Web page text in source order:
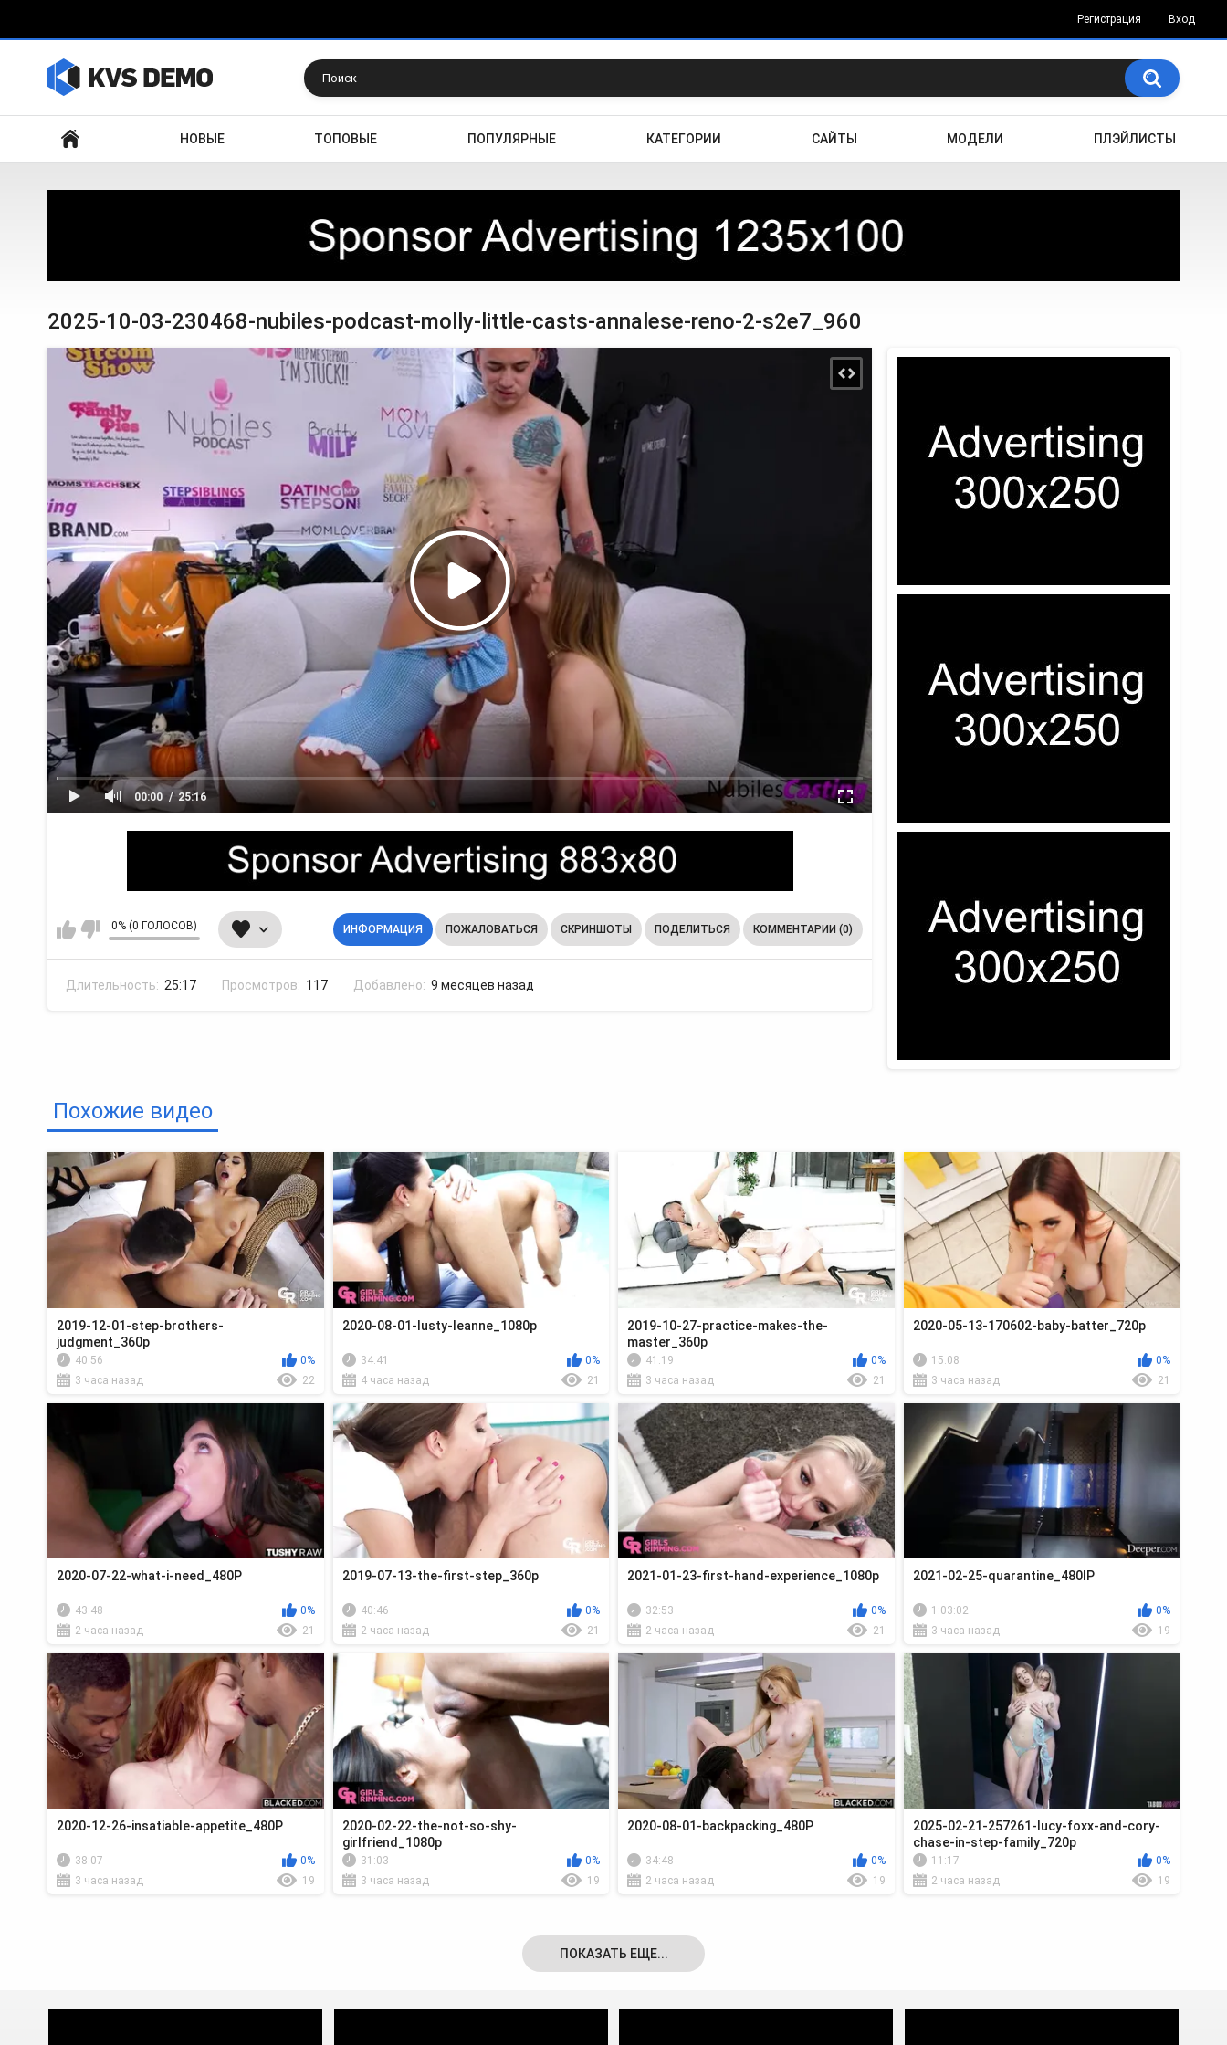
Регистрация Вход
НОВЫЕ ТОПОВЫЕ ПОПУЛЯРНЫЕ КАТЕГОРИИ САЙТЫ МОДЕЛИ ПЛЭЙЛИСТЫ
2025-10-03-230468-nubiles-podcast-molly-little-casts-annalese-reno-2-s2e7_960
00:00 25:16
0% (0 ГОЛОСОВ) ИНФОРМАЦИЯ ПОЖАЛОВАТЬСЯ СКРИНШОТЫ ПОДЕЛИТЬСЯ КОММЕНТАРИИ (0)
Длительность: 25:17 Просмотров: 117 Добавлено: 9 месяцев назад
Похожие видео
2019-12-01-step-brothers-
judgment_360p
40:56
0%
3 часа назад
22
2020-08-01-lusty-leanne_1080p
34:41
0%
4 часа назад
21
2019-10-27-practice-makes-the-
master_360p
41:19
0%
3 часа назад
21
2020-05-13-170602-baby-batter_720p
15:08
0%
3 часа назад
21
2020-07-22-what-i-need_480P
43:48
0%
2 часа назад
21
2019-07-13-the-first-step_360p
40:46
0%
2 часа назад
21
2021-01-23-first-hand-experience_1080p
32:53
0%
2 часа назад
21
2021-02-25-quarantine_480lP
1:03:02
0%
3 часа назад
19
2020-12-26-insatiable-appetite_480P
38:07
0%
3 часа назад
19
2020-02-22-the-not-so-shy-
girlfriend_1080p
31:03
0%
3 часа назад
19
2020-08-01-backpacking_480P
34:48
0%
2 часа назад
19
2025-02-21-257261-lucy-foxx-and-cory-
chase-in-step-family_720p
11:17
0%
2 часа назад
19
ПОКАЗАТЬ ЕЩЕ...